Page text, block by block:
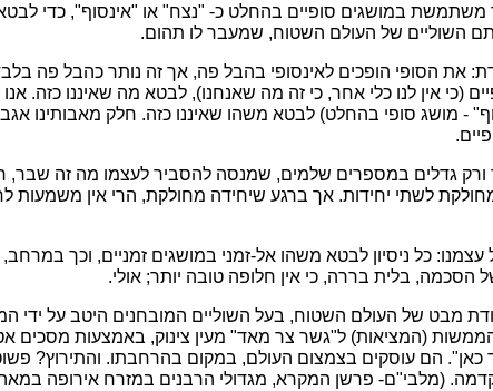
במושגים סופיים בהחלט כ- "נצח" או "אינסוף", כדי
השוליים של העולם השטוח, שמעבר לו תהום.
את הסופי הופכים לאינסופי בהבל פה, אך זה נותר כהבל פה
(כי אין לנו כלי אחר, כי זה מה שאנחנו), לבטא מה שאיננו כזה.
- מושג סופי בהחלט) לבטא משהו שאיננו כזה. חלק מאבותינו
גדלים במספרים שלמים, שמנסה להסביר לעצמו מה זה שבר,
לשתי יחידות. אך ברגע שיחידה מחולקת, הרי אין משמעות
כל ניסיון לבטא משהו אל-זמני במושגים זמניים, וכך במרחב,
הסכמה, בלית בררה, כי אין חלופה טובה יותר; אולי.
מבט של העולם השטוח, בעל השוליים המובחנים היטב על ידי
(המציאות) ל"גשר צר מאד" מעין צינוק, באמצעות
כאן". הם עוסקים בצמצום העולם, במקום בהרחבתו. והתירוץ?